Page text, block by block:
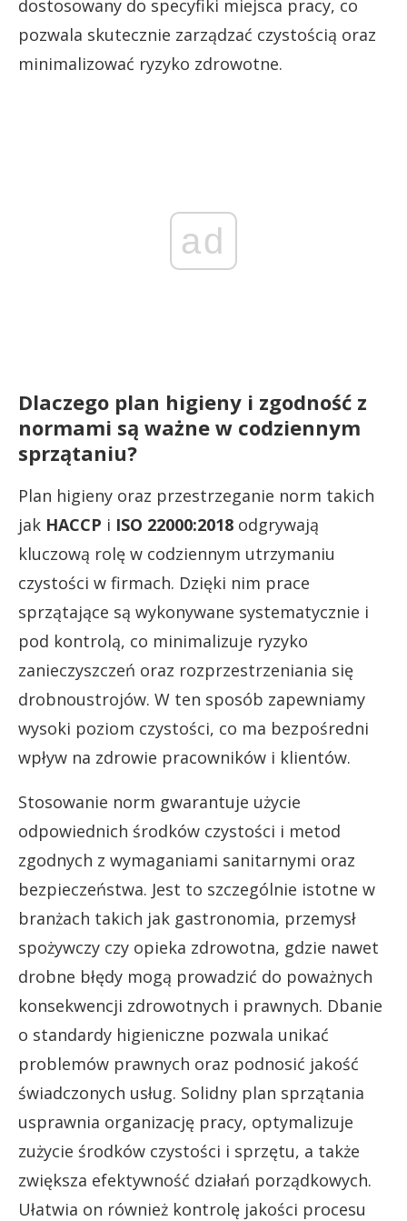
dostosowany do specyfiki miejsca pracy, co
pozwala skutecznie zarządzać czystością oraz
minimalizować ryzyko zdrowotne.
ad
Dlaczego plan higieny i zgodność z
normami są ważne w codziennym
sprzątaniu?
Plan higieny oraz przestrzeganie norm takich
jak HACCP i ISO 22000:2018 odgrywają
kluczową rolę w codziennym utrzymaniu
czystości w firmach. Dzięki nim prace
sprzątające są wykonywane systematycznie i
pod kontrolą, co minimalizuje ryzyko
zanieczyszczeń oraz rozprzestrzeniania się
drobnoustrojów. W ten sposób zapewniamy
wysoki poziom czystości, co ma bezpośredni
wpływ na zdrowie pracowników i klientów.
Stosowanie norm gwarantuje użycie
odpowiednich środków czystości i metod
zgodnych z wymaganiami sanitarnymi oraz
bezpieczeństwa. Jest to szczególnie istotne w
branżach takich jak gastronomia, przemysł
spożywczy czy opieka zdrowotna, gdzie nawet
drobne błędy mogą prowadzić do poważnych
konsekwencji zdrowotnych i prawnych. Dbanie
o standardy higieniczne pozwala unikać
problemów prawnych oraz podnosić jakość
świadczonych usług. Solidny plan sprzątania
usprawnia organizację pracy, optymalizuje
zużycie środków czystości i sprzętu, a także
zwiększa efektywność działań porządkowych.
Ułatwia on również kontrolę jakości procesu